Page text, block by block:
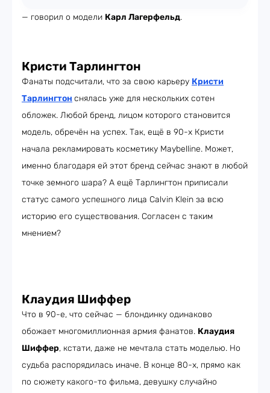
— говорил о модели Карл Лагерфельд.
Кристи Тарлингтон
Фанаты подсчитали, что за свою карьеру Кристи
Тарлингтон снялась уже для нескольких сотен
обложек. Любой бренд, лицом которого становится
модель, обречён на успех. Так, ещё в 90-х Кристи
начала рекламировать косметику Maybelline. Может,
именно благодаря ей этот бренд сейчас знают в любой
точке земного шара? А ещё Тарлингтон приписали
статус самого успешного лица Calvin Klein за всю
историю его существования. Согласен с таким
мнением?
Клаудия Шиффер
Что в 90-е, что сейчас — блондинку одинаково
обожает многомиллионная армия фанатов. Клаудия
Шиффер, кстати, даже не мечтала стать моделью. Но
судьба распорядилась иначе. В конце 80-х, прямо как
по сюжету какого-то фильма, девушку случайно